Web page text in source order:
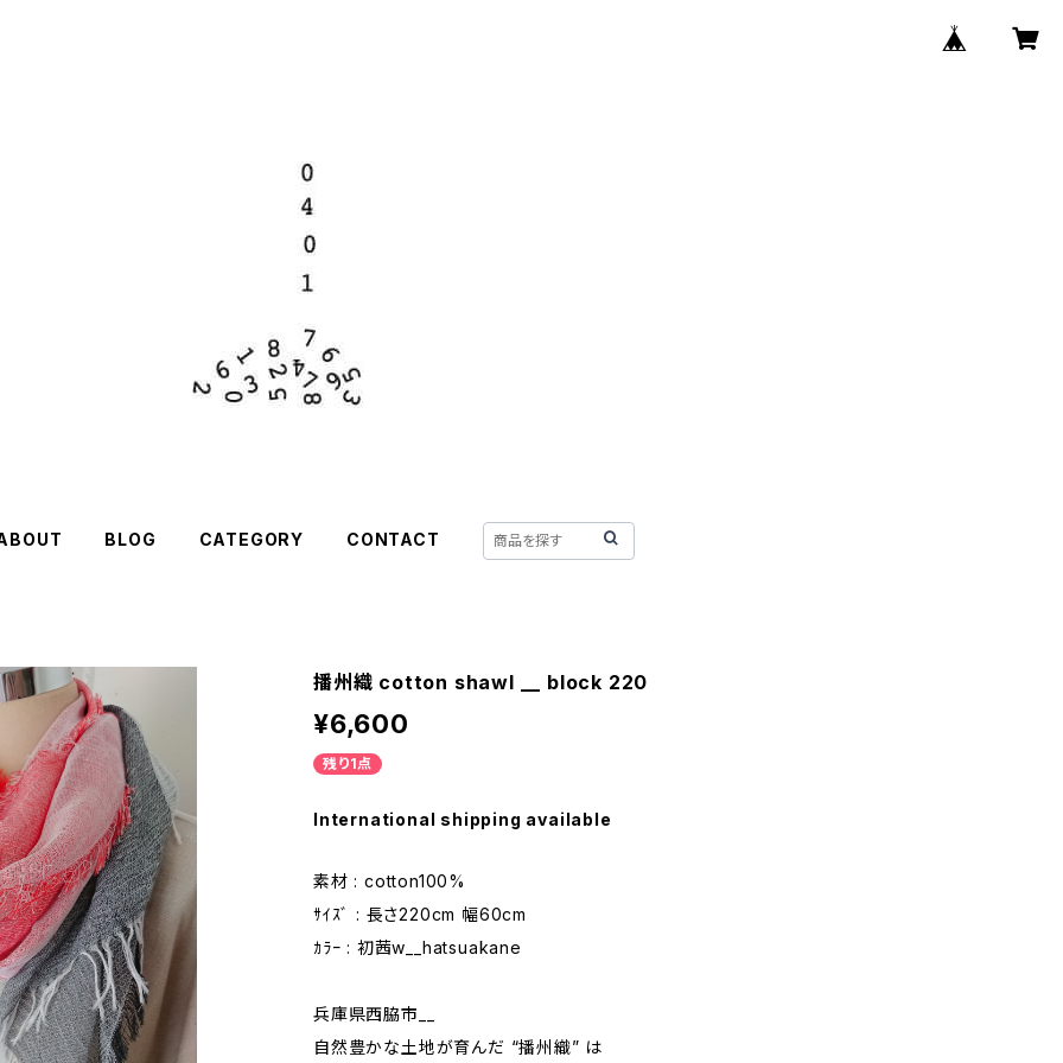
BLOG CATEGORY CONTACT
播州織 cotton shawl __ block 220
¥6,600
残り1点
International shipping available
素材 : cotton100%
ｻｲｽﾞ : 長さ220cm 幅60cm
ｶﾗｰ : 初茜w__hatsuakane
兵庫県西脇市__
自然豊かな土地が育んだ “播州織” は